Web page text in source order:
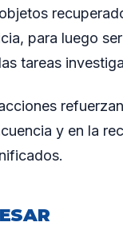
para luego
tareas
y en la